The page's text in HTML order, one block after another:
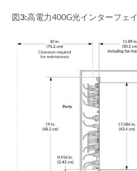
図3:高電力400G光インターフェ